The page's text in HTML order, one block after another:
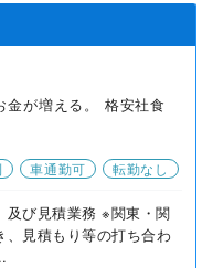
金が増える。 格安社食
車通勤可 転勤なし
及び見積業務 ※関東・関
見積もり等の打ち合わ